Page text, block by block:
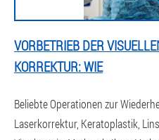
VORBETRIEB DER
KORREKTUR: WIE
Beliebte Operationen zur
Laserkorrektur, Keratoplastik,